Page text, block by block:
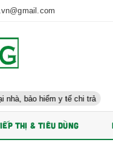
y tế chi trả Hoàn
THỊ & TIÊU DÙNG